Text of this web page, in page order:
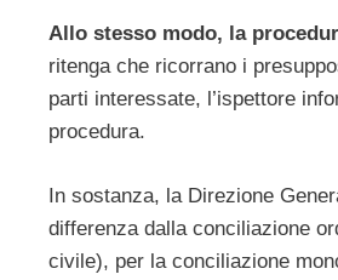
Allo stesso modo, la
ritenga che ricorrano i
parti interessate, l’ispettore
procedura.
In sostanza, la Direzione
differenza dalla conciliazione
civile), per la conciliazione